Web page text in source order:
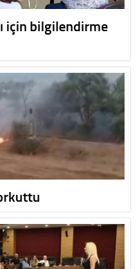
için bilgilendirme